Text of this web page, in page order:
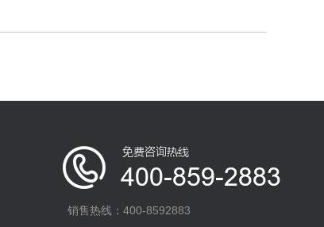
销售热线：400-8592883